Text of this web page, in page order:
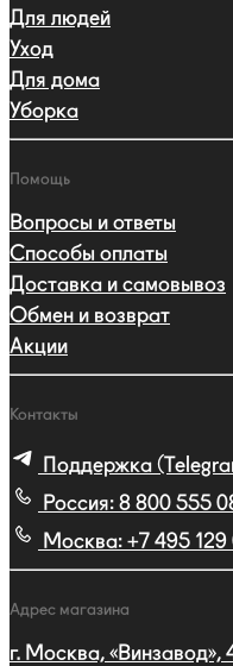
Для людей
Уход
Для дома
Уборка
Помощь
Вопросы и ответы
Способы оплаты
Доставка и самовывоз
Обмен и возврат
Акции
Контакты
Поддержка
Россия: 8 800 555
Москва: +7 495 129
Адрес магазина
г. Москва,